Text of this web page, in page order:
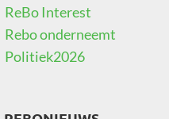
ReBo Interest
Rebo onderneemt
Politiek2026